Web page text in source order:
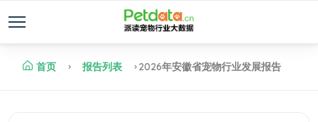
首页 报告列表 2026年安徽省宠物行业发展报告